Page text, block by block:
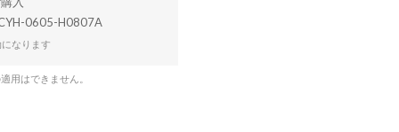
0605-H0807A
なります
用はできません。